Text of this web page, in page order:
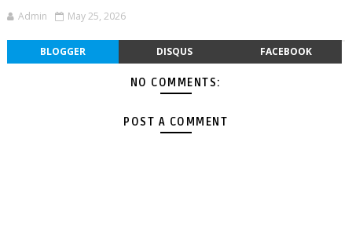
Admin May 25, 2026
BLOGGER DISQUS FACEBOOK
NO COMMENTS:
POST A COMMENT